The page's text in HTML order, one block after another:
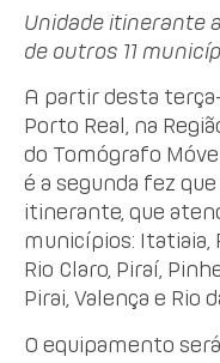
Unidade itinerante
de outros 11
A partir desta
Porto Real, na
do Tomógrafo
é a segunda fez
itinerante, que
municípios: Itatiaia,
Rio Claro, Piraí,
Pirai, Valença e Rio
O equipamento